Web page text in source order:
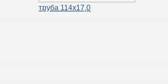
труба 114х17,0